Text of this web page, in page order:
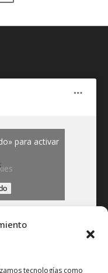
tecnologías como
para activar